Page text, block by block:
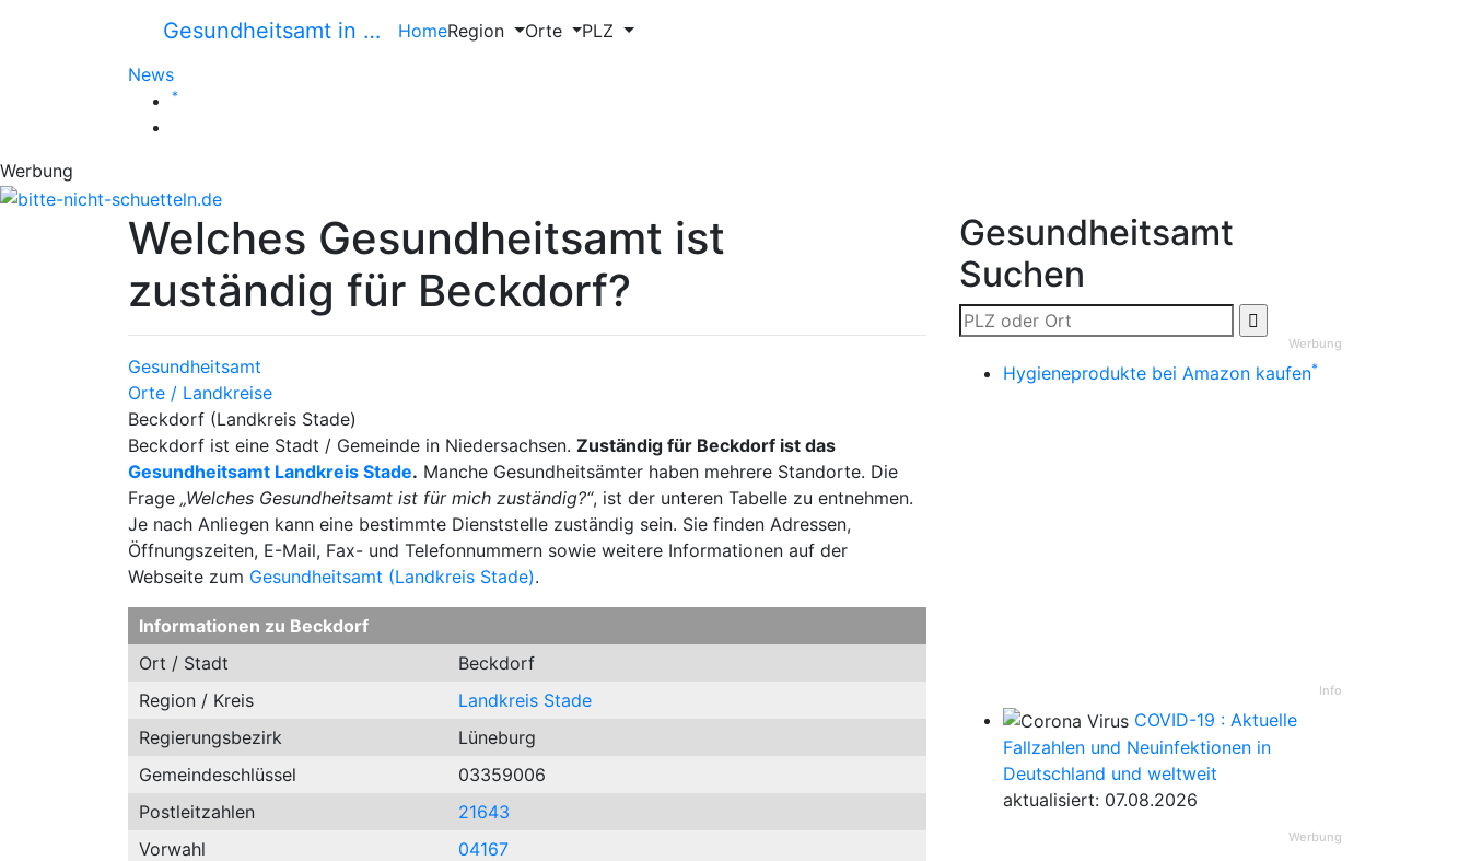
Gesundheitsamt in … HomeRegion Orte
PLZ
News
*
Werbung
Welches Gesundheitsamt ist
zuständig für Beckdorf?
Gesundheitsamt
Orte / Landkreise
Beckdorf (Landkreis Stade)
Beckdorf ist eine Stadt / Gemeinde in Niedersachsen. Zuständig für Beckdorf ist das
Gesundheitsamt Landkreis Stade. Manche Gesundheitsämter haben mehrere Standorte. Die
Frage „Welches Gesundheitsamt ist für mich zuständig?“, ist der unteren Tabelle zu entnehmen.
Je nach Anliegen kann eine bestimmte Dienststelle zuständig sein. Sie finden Adressen,
Öffnungszeiten, E-Mail, Fax- und Telefonnummern sowie weitere Informationen auf der
Webseite zum Gesundheitsamt (Landkreis Stade).
Informationen zu Beckdorf
Ort / Stadt
Beckdorf
Region / Kreis
Landkreis Stade
Regierungsbezirk
Lüneburg
Gemeindeschlüssel
03359006
Postleitzahlen
21643
Vorwahl
04167
Gesundheitsamt
Suchen
Werbung
Hygieneprodukte bei Amazon kaufen*
Info
COVID-19 : Aktuelle
Fallzahlen und Neuinfektionen in
Deutschland und weltweit
aktualisiert: 07.08.2026
Werbung